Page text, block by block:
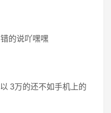
的说吖嘿嘿
3万的还不如手机上的